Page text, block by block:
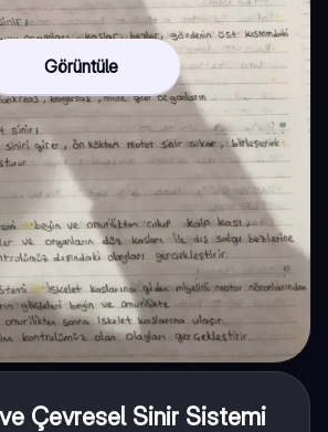
Görüntüle
Çevresel Sinir Sistemi